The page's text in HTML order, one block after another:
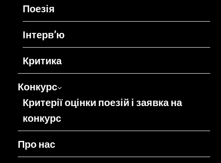
Поезія
Інтерв’ю
Критика
Конкурс
Критерії оцінки поезій і заявка на
конкурс
Про нас